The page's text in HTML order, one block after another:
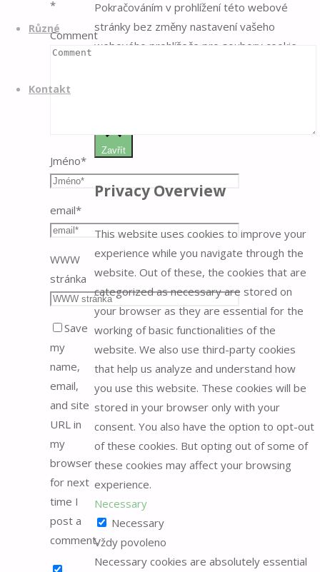
Různé
Kontakt
*
Comment
Jméno*
email*
WWW
stránka
Save
my
name,
email,
and site
URL in
my
browser
for next
time I
post a
comment.
Pokračováním v prohlížení této webové
stránky bez změny nastavení vašeho
webového prohlížeče pro soubory cookie
Zavřít
Privacy Overview
This website uses cookies to improve your
experience while you navigate through the
website. Out of these, the cookies that are
categorized as necessary are stored on
your browser as they are essential for the
working of basic functionalities of the
website. We also use third-party cookies
that help us analyze and understand how
you use this website. These cookies will be
stored in your browser only with your
consent. You also have the option to opt-out
of these cookies. But opting out of some of
these cookies may affect your browsing
experience.
Necessary
Necessary
Vždy povoleno
Necessary cookies are absolutely essential